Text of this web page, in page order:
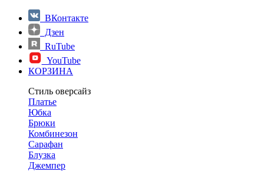
ВКонтакте
Дзен
RuTube
YouTube
КОРЗИНА
Стиль оверсайз
Платье
Юбка
Брюки
Комбинезон
Сарафан
Блузка
Джемпер